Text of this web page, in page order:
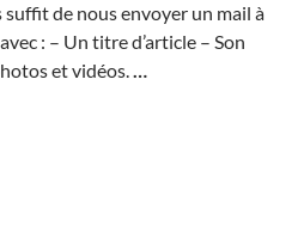
de nous envoyer un mail à
: – Un titre d’article – Son
et vidéos.…